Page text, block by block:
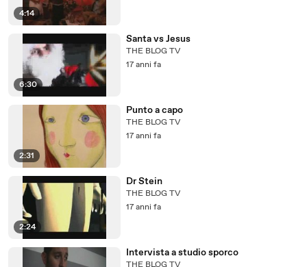
4:14
6:30
Santa vs Jesus
THE BLOG TV
17 anni fa
2:31
Punto a capo
THE BLOG TV
17 anni fa
2:24
Dr Stein
THE BLOG TV
17 anni fa
Intervista a studio sporco